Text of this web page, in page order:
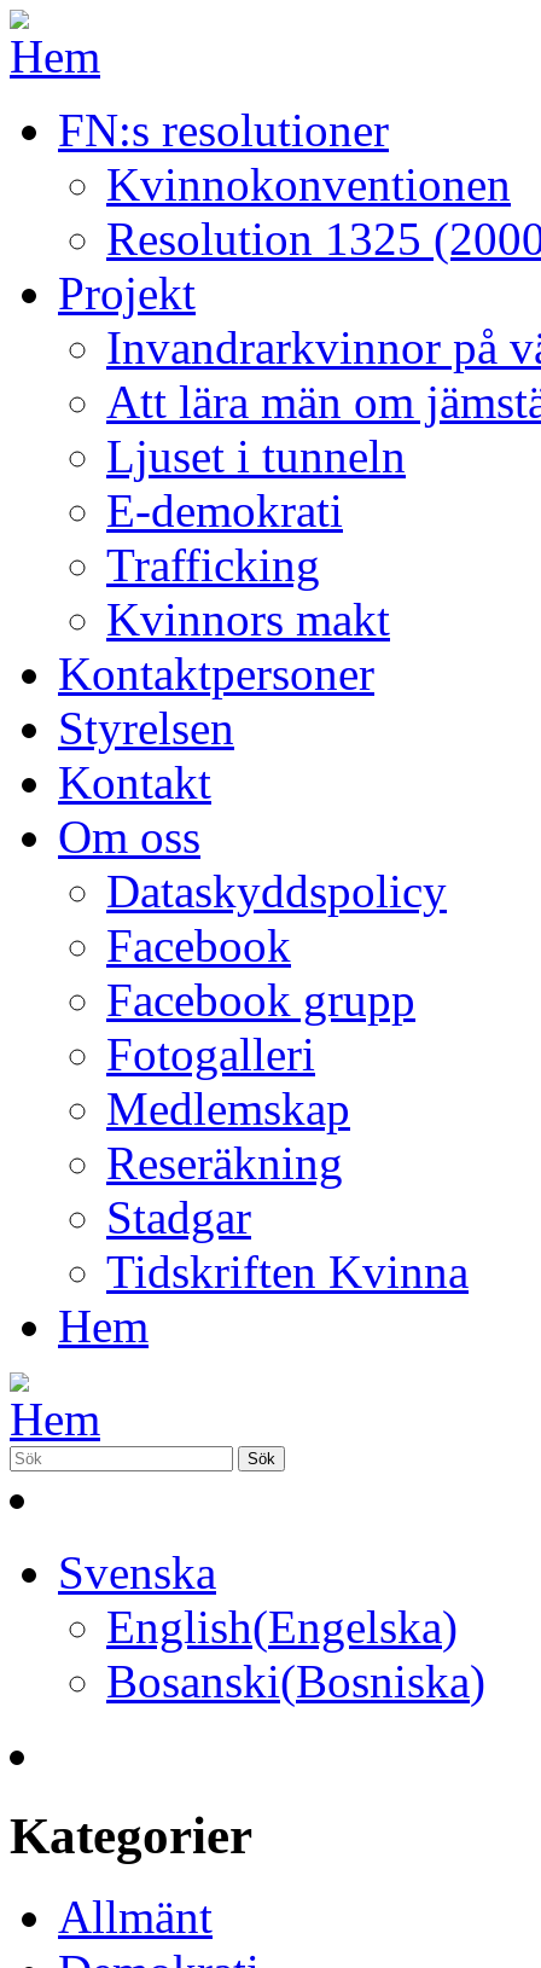
FN:s resolutioner
Kvinnokonventionen
Resolution 1325
Projekt
Invandrarkvinnor på
Att lära män om
Ljuset i tunneln
E-demokrati
Trafficking
Kvinnors makt
Kontaktpersoner
Styrelsen
Kontakt
Om oss
Dataskyddspolicy
Facebook
Facebook grupp
Fotogalleri
Medlemskap
Reseräkning
Stadgar
Tidskriften Kvinna
Hem
Svenska
English(Engelska)
Bosanski(Bosniska)
Kategorier
Allmänt